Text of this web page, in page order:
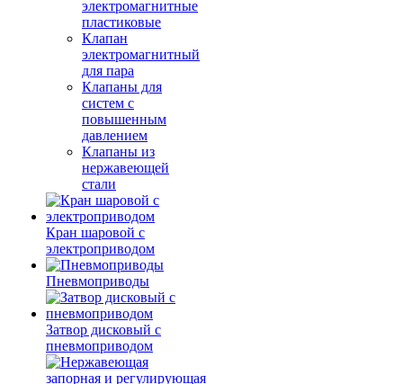
электромагнитные
пластиковые
Клапан
электромагнитный
для пара
Клапаны для
систем с
повышенным
давлением
Клапаны из
нержавеющей
стали
Кран шаровой с
электроприводом
Пневмоприводы
Затвор дисковый с
пневмоприводом